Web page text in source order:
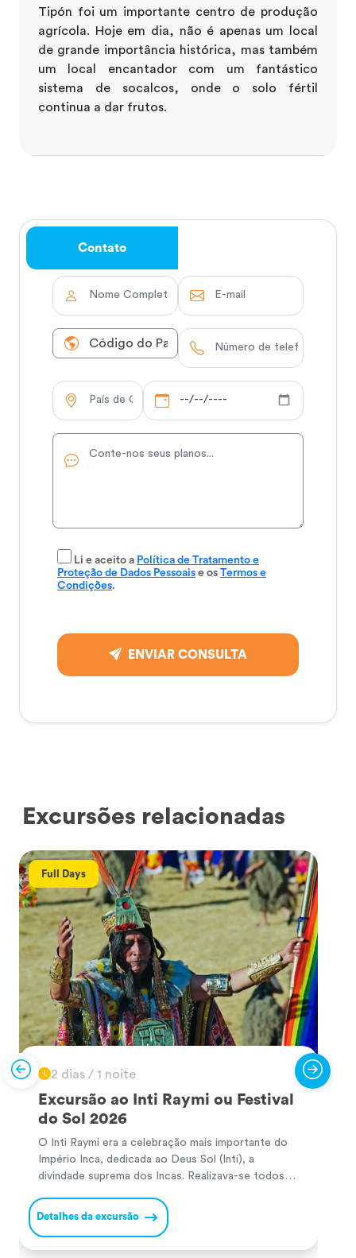
Tipón foi um importante centro de produção
agrícola. Hoje em dia, não é apenas um local
de grande importância histórica, mas também
um local encantador com um fantástico
sistema de socalcos, onde o solo fértil
continua a dar frutos.
Contato
Li e aceito a Política de Tratamento e
Proteção de Dados Pessoais e os Termos e
Condições.
ENVIAR CONSULTA
Excursões relacionadas
Full Days
2 dias / 1 noite
Excursão ao Inti Raymi ou Festival
do Sol 2026
O Inti Raymi era a celebração mais importante do
Império Inca, dedicada ao Deus Sol (Inti), a
divindade suprema dos Incas. Realizava-se todos
junho) para agradecer pelas colheitas e pedir
prosperidade no novo ciclo agrícola. Durante a
Detalhes da excursão